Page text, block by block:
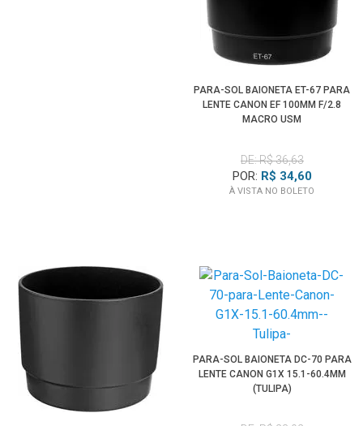
PARA-SOL BAIONETA ET-67 PARA
LENTE CANON EF 100MM F/2.8
MACRO USM
DE: R$ 36,63
POR: R$ 34,60
À VISTA NO BOLETO
PARA-SOL BAIONETA DC-70 PARA
LENTE CANON G1X 15.1-60.4MM
(TULIPA)